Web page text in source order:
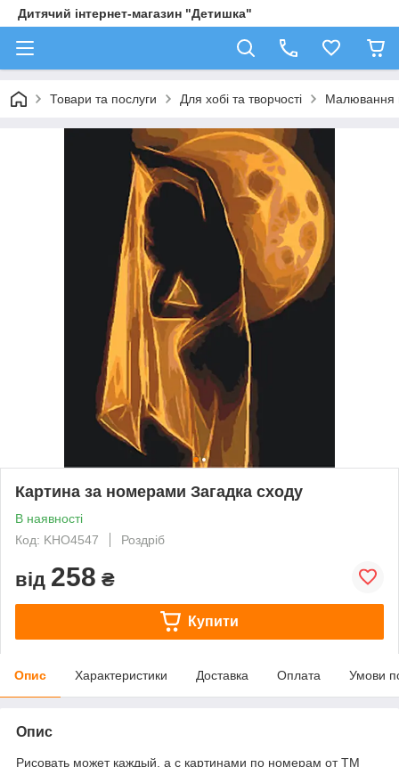
Дитячий інтернет-магазин "Детишка"
Товари та послуги Для хобі та творчості Малювання
Картина за номерами Загадка сходу
В наявності
Код: KHO4547
Роздріб
від 258 ₴
Купити
Опис Характеристики Доставка Оплата Умови
Опис
Рисовать может каждый, а с картинами по номерам от ТМ